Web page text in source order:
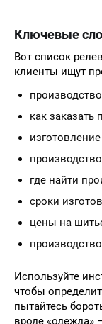
Ключевые
Вот список
клиенты ищут
как заказать
где найти
сроки
цены на
Используйте
чтобы
пытайтесь
вроде «одежда»